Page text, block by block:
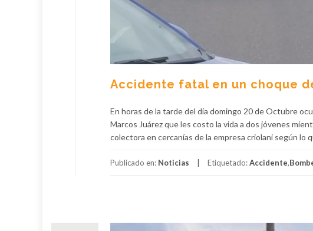
Accidente fatal en un choque
En horas de la tarde del día domingo 20 de Octubre
Marcos Juárez que les costo la vida a dos jóvenes
colectora en cercanías de la empresa criolani según
Publicado en: Noticias Etiquetado:Accidente,